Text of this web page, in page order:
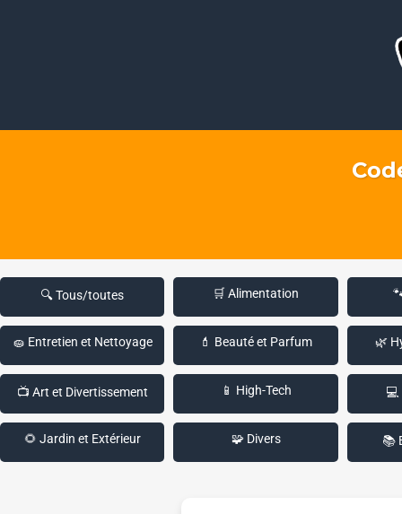
🔍 Tous/toutes 🛒 Alimentation
🧽 Entretien et Nettoyage 💄 Beauté et Parfum 🌿
📺 Art et Divertissement 📱 High-Tech 💻
🌻 Jardin et Extérieur 🧩 Divers 📚